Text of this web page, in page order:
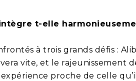
t-elle
à trois grands défis :
vite, et le rajeunissement
proche de celle